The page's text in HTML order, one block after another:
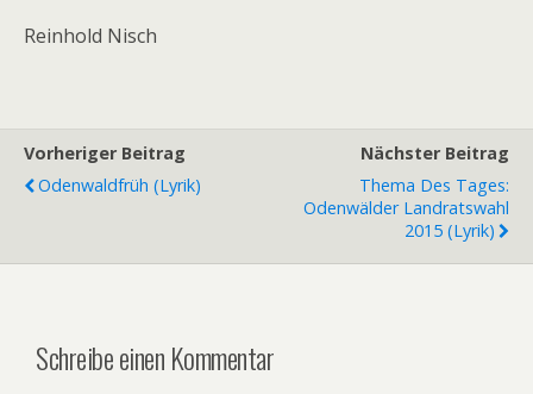
Reinhold Nisch
Vorheriger Beitrag
Odenwaldfrüh (Lyrik)
Nächster Beitrag
Thema Des Tages:
Odenwälder Landratswahl
2015 (Lyrik)
Schreibe einen Kommentar